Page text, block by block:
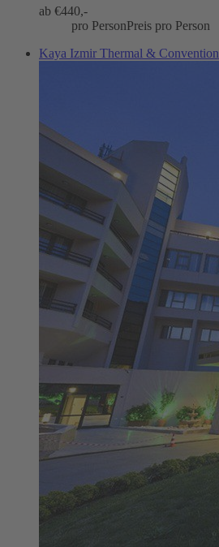
ab €440,-
pro PersonPreis pro Person
Kaya Izmir Thermal & Convention